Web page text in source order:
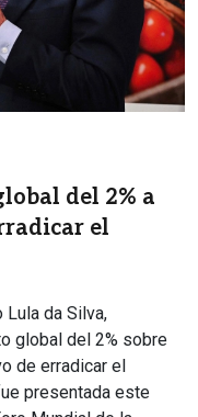
del 2% a
el
Lula da Silva,
global del 2% sobre
de erradicar el
presentada este